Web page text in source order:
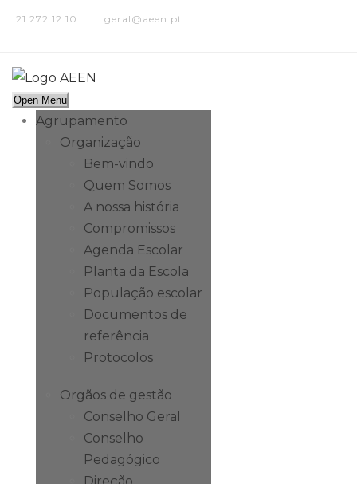
21 272 12 10 geral@aeen.pt
Open Menu
Agrupamento
Organização
Bem-vindo
Quem Somos
A nossa história
Compromissos
Agenda Escolar
Planta da Escola
População escolar
Documentos de
referência
Protocolos
Orgãos de gestão
Conselho Geral
Conselho
Pedagógico